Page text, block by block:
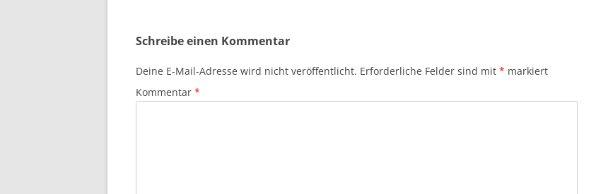
Schreibe einen Kommentar
Deine E-Mail-Adresse wird nicht veröffentlicht. Erforderliche Felder sind mit * markiert
Kommentar *